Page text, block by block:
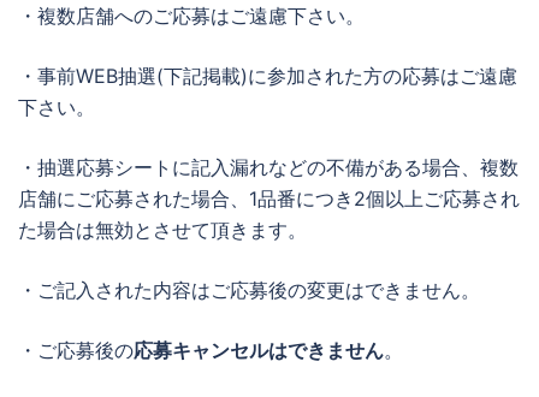
・複数店舗へのご応募はご遠慮下さい。
・事前WEB抽選(下記掲載)に参加された方の応募はご遠慮
下さい。
・抽選応募シートに記入漏れなどの不備がある場合、複数
店舗にご応募された場合、1品番につき2個以上ご応募され
た場合は無効とさせて頂きます。
・ご記入された内容はご応募後の変更はできません。
・ご応募後の応募キャンセルはできません。